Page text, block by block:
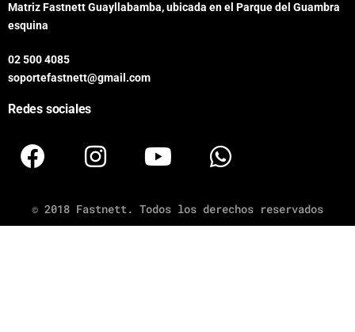
Matriz Fastnett Guayllabamba, ubicada en el Parque del Guambra
esquina
02 500 4085
soportefastnett@gmail.com
Redes sociales
© 2018 Fastnett. Todos los derechos reservados